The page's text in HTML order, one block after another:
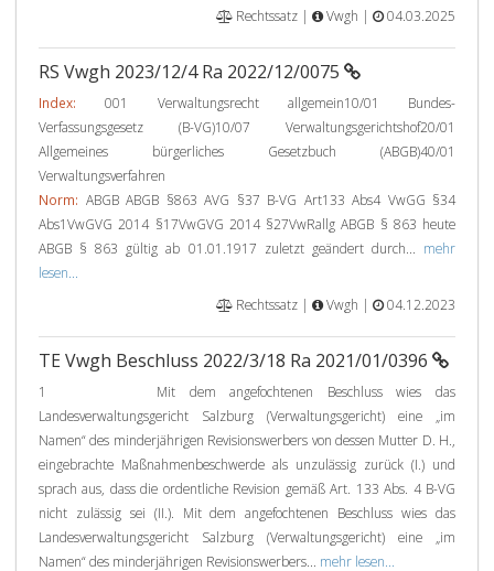
Rechtssatz |
Vwgh | 04.03.2025
RS Vwgh 2023/12/4 Ra 2022/12/0075
Index: 001 Verwaltungsrecht allgemein10/01 Bundes-
Verfassungsgesetz (B-VG)10/07 Verwaltungsgerichtshof20/01
Allgemeines bürgerliches Gesetzbuch (ABGB)40/01
Verwaltungsverfahren
Norm: ABGB ABGB §863 AVG §37 B-VG Art133 Abs4 VwGG §34
Abs1VwGVG 2014 §17VwGVG 2014 §27VwRallg ABGB § 863 heute
ABGB § 863 gültig ab 01.01.1917 zuletzt geändert durch... mehr
lesen...
Rechtssatz |
Vwgh | 04.12.2023
TE Vwgh Beschluss 2022/3/18 Ra 2021/01/0396
1 Mit dem angefochtenen Beschluss wies das
Landesverwaltungsgericht Salzburg (Verwaltungsgericht) eine „im
Namen“ des minderjährigen Revisionswerbers von dessen Mutter D. H.,
eingebrachte Maßnahmenbeschwerde als unzulässig zurück (I.) und
sprach aus, dass die ordentliche Revision gemäß Art. 133 Abs. 4 B-VG
nicht zulässig sei (II.). Mit dem angefochtenen Beschluss wies das
Landesverwaltungsgericht Salzburg (Verwaltungsgericht) eine „im
Namen“ des minderjährigen Revisionswerbers... mehr lesen...